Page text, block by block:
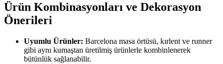
Ürün Kombinasyonları ve Dekorasyon
Önerileri
Uyumlu Ürünler: Barcelona masa örtüsü, kırlent ve runner
gibi aynı kumaştan üretilmiş ürünlerle kombinlenerek
bütünlük sağlanabilir.